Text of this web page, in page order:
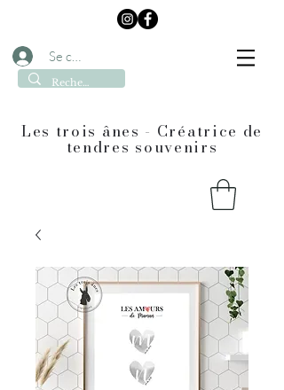
Se connecter
Les trois ânes - Créatrice de
tendres souvenirs